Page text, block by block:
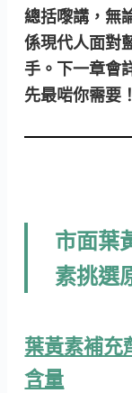
總括嚟講，無
係現代人面對
手。下一章會
先最啱你需要！
市面葉
素挑選
葉黃素補充
含量